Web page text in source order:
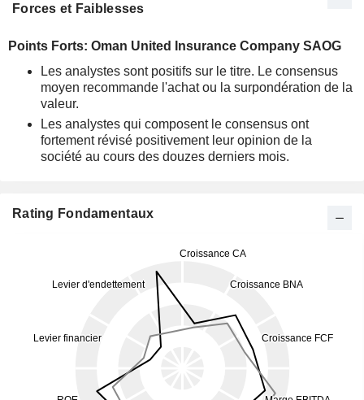
Forces et Faiblesses
Points Forts: Oman United Insurance Company SAOG
Les analystes sont positifs sur le titre. Le consensus
moyen recommande l'achat ou la surpondération de la
valeur.
Les analystes qui composent le consensus ont
fortement révisé positivement leur opinion de la
société au cours des douzes derniers mois.
Rating Fondamentaux